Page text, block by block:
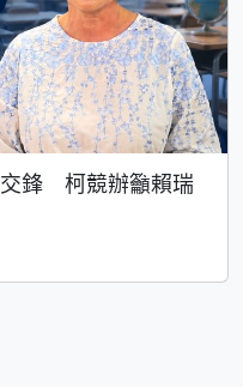
交鋒 柯競辦籲賴瑞